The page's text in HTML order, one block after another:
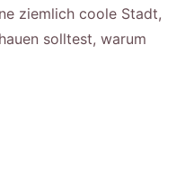
ziemlich coole Stadt,
solltest, warum